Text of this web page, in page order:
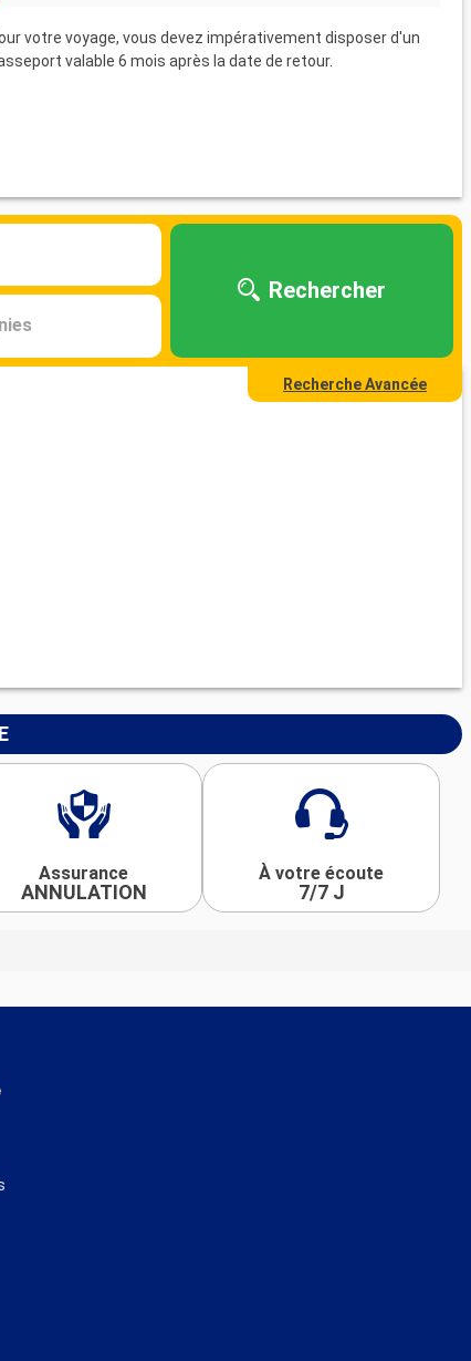
votre voyage, vous devez impérativement disposer d'un
valable 6 mois après la date de retour.
Rechercher
Recherche Avancée
Assurance
ANNULATION
À votre écoute
7/7 J